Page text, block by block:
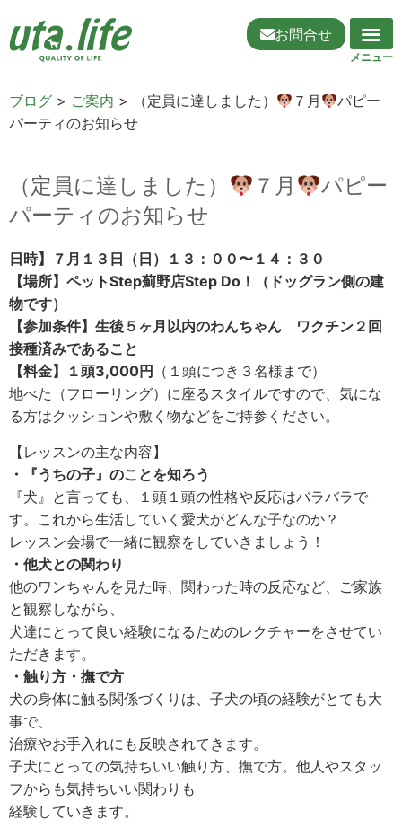
お問合せ
ブログ > ご案内 > （定員に達しました） ７月
パピー
パーティのお知らせ
（定員に達しました） ７月
パピー
パーティのお知らせ
日時】７月１３日（日）１３：００〜１４：３０
【場所】ペットStep薊野店Step Do！（ドッグラン側の建
物です）
【参加条件】生後５ヶ月以内のわんちゃん ワクチン２回
接種済みであること
【料金】１頭3,000円
（１頭につき３名様まで）
地べた（フローリング）に座るスタイルですので、気にな
る方はクッションや敷く物などをご持参ください。
【レッスンの主な内容】
・『うちの子』のことを知ろう
『犬』と言っても、１頭１頭の性格や反応はバラバラで
す。これから生活していく愛犬がどんな子なのか？
レッスン会場で一緒に観察をしていきましょう！
・他犬との関わり
他のワンちゃんを見た時、関わった時の反応など、ご家族
と観察しながら、
犬達にとって良い経験になるためのレクチャーをさせてい
ただきます。
・触り方・撫で方
犬の身体に触る関係づくりは、子犬の頃の経験がとても大
事で、
治療やお手入れにも反映されてきます。
子犬にとっての気持ちいい触り方、撫で方。他人やスタッ
フからも気持ちいい関わりも
経験していきます。